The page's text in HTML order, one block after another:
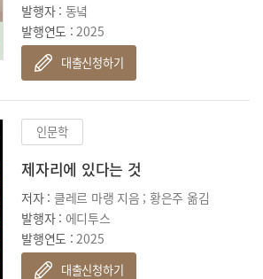
발행자 : 동녘
발행연도 :2025
대출신청하기
인문학
제자리에 있다는 것
저자 : 클레르 마랭 지음 ; 황은주 옮김
발행자 : 에디투스
발행연도 :2025
대출신청하기